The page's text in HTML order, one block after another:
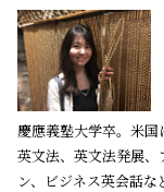
慶應義塾大学卒。米
英文法、英文法発展、
ン、ビジネス英会話